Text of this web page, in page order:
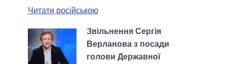
Читати російською
Звільнення Сергія
Верланова з посади
голови Державної